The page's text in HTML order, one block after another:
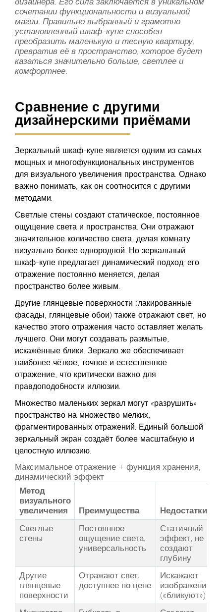
сочетании функциональности и визуальной
магии. Правильно выбранный и грамотно
установленный шкаф-купе способен
преобразить маленькую и тесную квартиру,
превратив её в пространство, которое будет
казаться значительно больше, светлее и
комфортнее.
Сравнение с другими
дизайнерскими приёмами
Зеркальный шкаф-купе является одним из самых
мощных и многофункциональных инструментов
для визуального увеличения пространства. Однако
важно понимать, как он соотносится с другими
методами.
Светлые стены создают статическое, постоянное
ощущение света и пространства. Они отражают
значительное количество света, делая комнату
визуально более однородной. Но зеркальный
шкаф-купе предлагает динамический подход: его
отражение постоянно меняется, делая
пространство более живым.
Другие глянцевые поверхности (лакированные
фасады, глянцевые обои) также отражают свет, но
качество этого отражения часто оставляет желать
лучшего. Они могут создавать размытые,
искажённые блики. Зеркало же обеспечивает
наиболее чёткое, точное и естественное
отражение, что критически важно для
правдоподобности иллюзии.
Множество маленьких зеркал могут «разрушить»
пространство на множество мелких,
фрагментированных отражений. Единый большой
зеркальный экран создаёт более масштабную и
целостную иллюзию.
Максимальное отражение + функция хранения,
динамический эффект
Метод
визуального
увеличения
Преимущества
Недостатки
Светлые
стены
Постоянное
ощущение света,
универсальность
Статичный
эффект, не
создают
глубину
Другие
глянцевые
поверхности
Отражают свет,
доступнее по цене
Искажают
изображение
(«бликуют»)